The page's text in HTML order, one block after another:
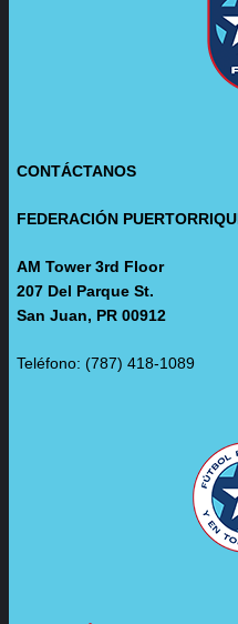
CONTÁCTANOS
FEDERACIÓN
AM Tower 3rd Floor
207 Del Parque St.
San Juan, PR 00912
Teléfono: (787) 418-1089